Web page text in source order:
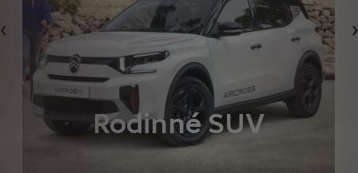
Předchozí
Rodinné SUV